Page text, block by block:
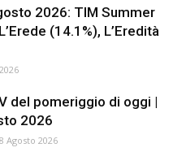
2026: TIM Summer
(14.1%), L’Eredità
del pomeriggio di oggi |
2026
8 Agosto 2026